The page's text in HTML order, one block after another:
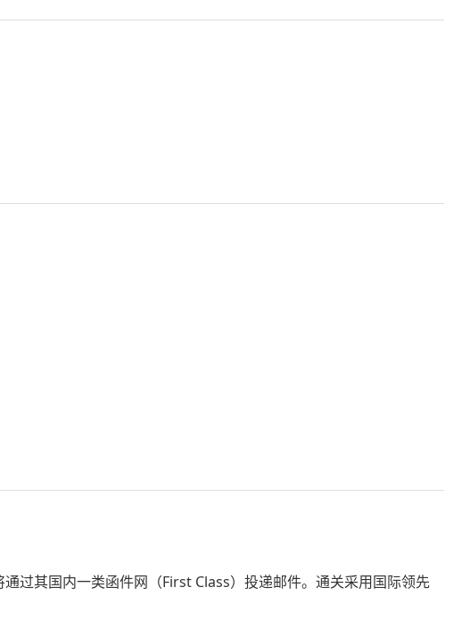
过其国内一类函件网（First Class）投递邮件。通关采用国际领先